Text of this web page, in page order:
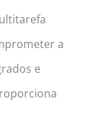
a
e